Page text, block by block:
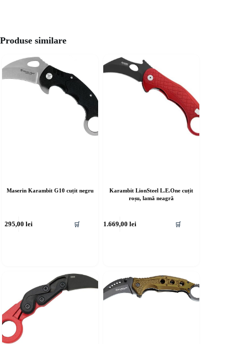
Produse similare
Maserin Karambit G10 cuțit negru
295,00 lei 🛒
Karambit LionSteel L.E.One cuțit
roșu, lamă neagră
1.669,00 lei 🛒